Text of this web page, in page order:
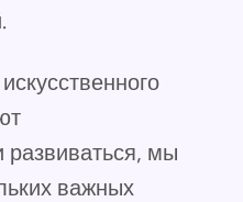
развиваться, мы
важных